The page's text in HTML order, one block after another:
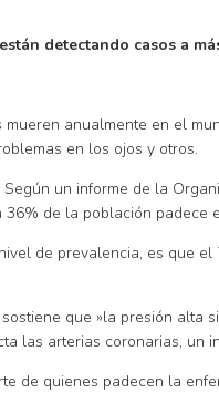
detectando casos a
anualmente en el
en los ojos y otros.
un informe de la
de la población padece
de prevalencia, es que
que »la presión
las arterias coronarias, un
de quienes padecen la